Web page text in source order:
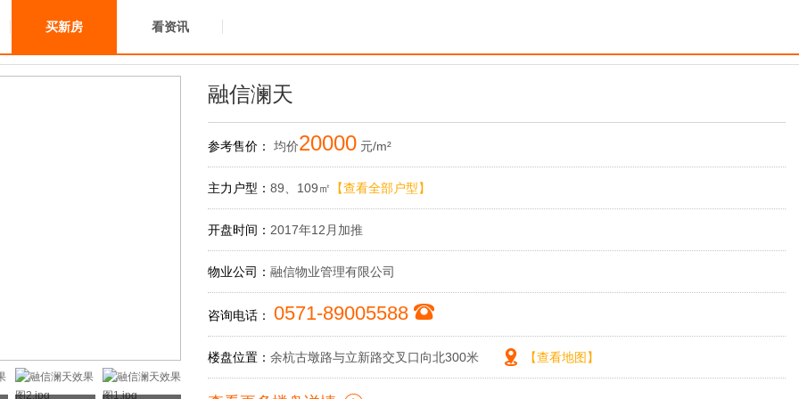
买新房 看资讯
融信澜天
参考售价： 均价20000 元/m²
主力户型： 89、109㎡ 【查看全部户型】
开盘时间： 2017年12月加推
物业公司： 融信物业管理有限公司
咨询电话： 0571-89005588
楼盘位置： 余杭古墩路与立新路交叉口向北300米 【查看地图】